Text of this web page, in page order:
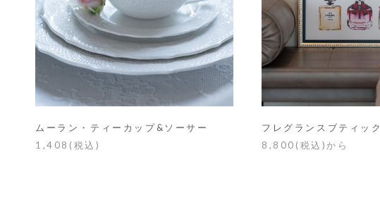
ムーラン・ティーカップ&ソーサー
1,408(税込)
フレグランスブティック
8,800(税込)から